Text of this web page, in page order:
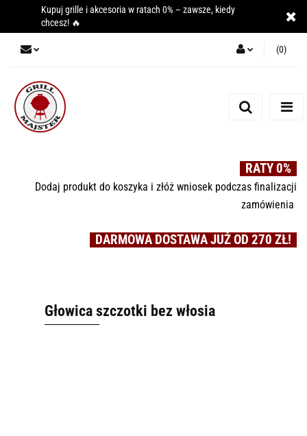
Kupuj grille i akcesoria w ratach 0% – zawsze, kiedy
chcesz! 🔥
Zarejestruj się
(0)
RATY 0%
Dodaj produkt do koszyka i złóż wniosek podczas finalizacji
zamówienia
DARMOWA DOSTAWA JUŻ OD 270 ZŁ!
Głowica szczotki bez włosia